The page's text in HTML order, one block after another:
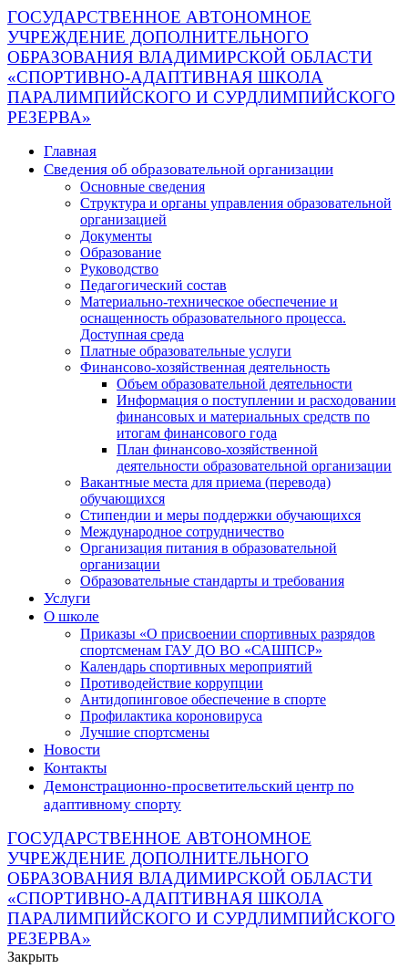
ГОСУДАРСТВЕННОЕ АВТОНОМНОЕ
УЧРЕЖДЕНИЕ ДОПОЛНИТЕЛЬНОГО
ОБРАЗОВАНИЯ ВЛАДИМИРСКОЙ ОБЛАСТИ
«СПОРТИВНО-АДАПТИВНАЯ ШКОЛА
ПАРАЛИМПИЙСКОГО И СУРДЛИМПИЙСКОГО
РЕЗЕРВА»
Главная
Сведения об образовательной организации
Основные сведения
Структура и органы управления образовательной
организацией
Документы
Образование
Руководство
Педагогический состав
Материально-техническое обеспечение и
оснащенность образовательного процесса.
Доступная среда
Платные образовательные услуги
Финансово-хозяйственная деятельность
Объем образовательной деятельности
Информация о поступлении и расходовании
финансовых и материальных средств по
итогам финансового года
План финансово-хозяйственной
деятельности образовательной организации
Вакантные места для приема (перевода)
обучающихся
Стипендии и меры поддержки обучающихся
Международное сотрудничество
Организация питания в образовательной
организации
Образовательные стандарты и требования
Услуги
О школе
Приказы «О присвоении спортивных разрядов
спортсменам ГАУ ДО ВО «САШПСР»
Календарь спортивных мероприятий
Противодействие коррупции
Антидопинговое обеспечение в спорте
Профилактика короновируса
Лучшие спортсмены
Новости
Контакты
Демонстрационно-просветительский центр по
адаптивному спорту
ГОСУДАРСТВЕННОЕ АВТОНОМНОЕ
УЧРЕЖДЕНИЕ ДОПОЛНИТЕЛЬНОГО
ОБРАЗОВАНИЯ ВЛАДИМИРСКОЙ ОБЛАСТИ
«СПОРТИВНО-АДАПТИВНАЯ ШКОЛА
ПАРАЛИМПИЙСКОГО И СУРДЛИМПИЙСКОГО
РЕЗЕРВА»
Закрыть